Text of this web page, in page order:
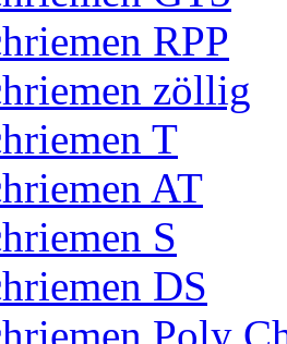
RPP
zöllig
T
AT
S
DS